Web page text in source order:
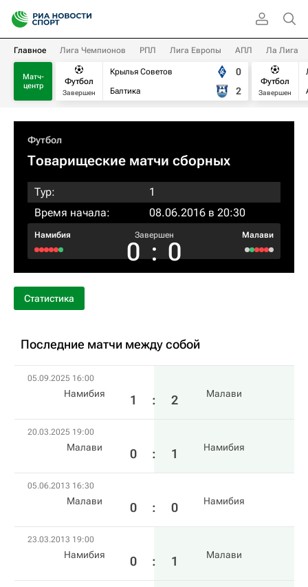
Главное Лига Чемпионов РПЛ Лига Европы АПЛ Ла Лига
Матч-
центр
Футбол
Завершен
Крылья Советов
Балтика
0
2
Футбол
Завершен
Футбол
Товарищеские матчи сборных
Тур:
1
Время начала:
08.06.2016 в 20:30
Намибия Завершен
0 : 0
Малави
Статистика
Последние матчи между собой
05.09.2025 16:00
Намибия 1 : 2 Малави
20.03.2025 19:00
Малави 0 : 1 Намибия
05.06.2013 16:30
Малави 0 : 0 Намибия
23.03.2013 19:00
Намибия 0 : 1 Малави